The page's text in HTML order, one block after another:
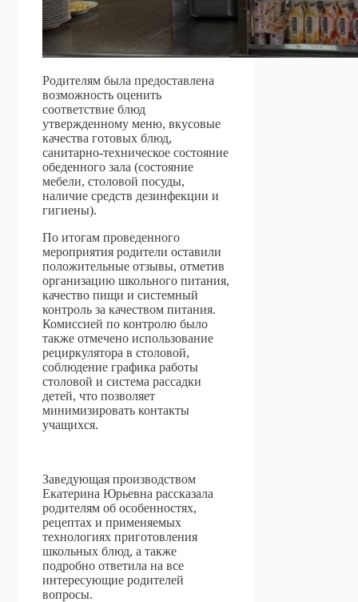
Родителям была предоставлена
возможность оценить
соответствие блюд
утвержденному меню, вкусовые
качества готовых блюд,
санитарно-техническое состояние
обеденного зала (состояние
мебели, столовой посуды,
наличие средств дезинфекции и
гигиены).
По итогам проведенного
мероприятия родители оставили
положительные отзывы, отметив
организацию школьного питания,
качество пищи и системный
контроль за качеством питания.
Комиссией по контролю было
также отмечено использование
рециркулятора в столовой,
соблюдение графика работы
столовой и система рассадки
детей, что позволяет
минимизировать контакты
учащихся.
Заведующая производством
Екатерина Юрьевна рассказала
родителям об особенностях,
рецептах и применяемых
технологиях приготовления
школьных блюд, а также
подробно ответила на все
интересующие родителей
вопросы.